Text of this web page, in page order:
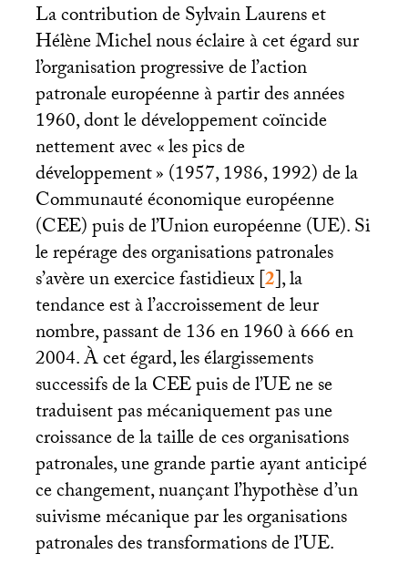
La contribution de Sylvain Laurens et
Hélène Michel nous éclaire à cet égard sur
l’organisation progressive de l’action
patronale européenne à partir des années
1960, dont le développement coïncide
nettement avec «les pics de
développement» (1957, 1986, 1992) de la
Communauté économique européenne
(CEE) puis de l’Union européenne (UE). Si
le repérage des organisations patronales
s’avère un exercice fastidieux[2], la
tendance est à l’accroissement de leur
nombre, passant de 136 en 1960 à 666 en
2004. À cet égard, les élargissements
successifs de laCEEpuis de l’UEne se
traduisent pas mécaniquement pas une
croissance de la taille de ces organisations
patronales, une grande partie ayant anticipé
ce changement, nuançant l’hypothèse d’un
suivisme mécanique par les organisations
patronales des transformations de l’UE.